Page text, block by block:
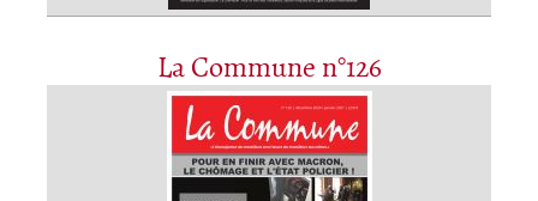
La Commune n°126